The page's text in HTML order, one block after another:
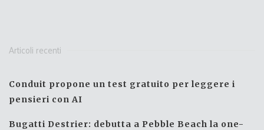
Articoli recenti
Conduit propone un test gratuito per leggere i
pensieri con AI
Bugatti Destrier: debutta a Pebble Beach la one-